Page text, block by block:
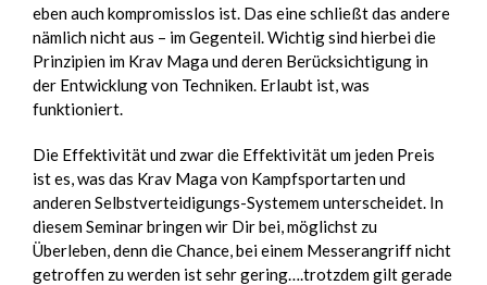
eben auch kompromisslos ist. Das eine schließt das andere
nämlich nicht aus – im Gegenteil. Wichtig sind hierbei die
Prinzipien im Krav Maga und deren Berücksichtigung in
der Entwicklung von Techniken. Erlaubt ist, was
funktioniert.
Die Effektivität und zwar die Effektivität um jeden Preis
ist es, was das Krav Maga von Kampfsportarten und
anderen Selbstverteidigungs-Systemem unterscheidet. In
diesem Seminar bringen wir Dir bei, möglichst zu
Überleben, denn die Chance, bei einem Messerangriff nicht
getroffen zu werden ist sehr gering….trotzdem gilt gerade